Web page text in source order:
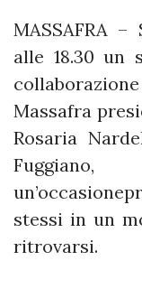
MASSAFRA
alle 18.30 un
Massafra
Rosaria
stessi in un
ritrovarsi.